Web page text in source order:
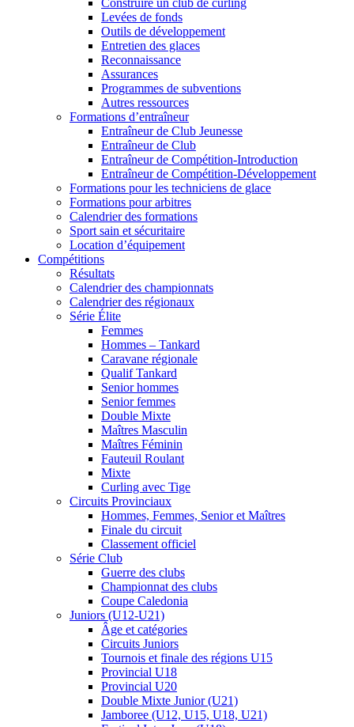
Construire un club de curling
Levées de fonds
Outils de développement
Entretien des glaces
Reconnaissance
Assurances
Programmes de subventions
Autres ressources
Formations d’entraîneur
Entraîneur de Club Jeunesse
Entraîneur de Club
Entraîneur de Compétition-Introduction
Entraîneur de Compétition-Développement
Formations pour les techniciens de glace
Formations pour arbitres
Calendrier des formations
Sport sain et sécuritaire
Location d’équipement
Compétitions
Résultats
Calendrier des championnats
Calendrier des régionaux
Série Élite
Femmes
Hommes – Tankard
Caravane régionale
Qualif Tankard
Senior hommes
Senior femmes
Double Mixte
Maîtres Masculin
Maîtres Féminin
Fauteuil Roulant
Mixte
Curling avec Tige
Circuits Provinciaux
Hommes, Femmes, Senior et Maîtres
Finale du circuit
Classement officiel
Série Club
Guerre des clubs
Championnat des clubs
Coupe Caledonia
Juniors (U12-U21)
Âge et catégories
Circuits Juniors
Tournois et finale des régions U15
Provincial U18
Provincial U20
Double Mixte Junior (U21)
Jamboree (U12, U15, U18, U21)